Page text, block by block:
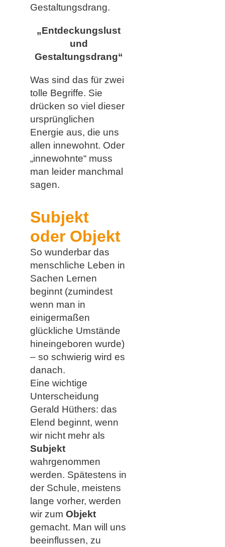
Gestaltungsdrang.
„Entdeckungslust
und
Gestaltungsdrang“
Was sind das für zwei
tolle Begriffe. Sie
drücken so viel dieser
ursprünglichen
Energie aus, die uns
allen innewohnt. Oder
„innewohnte“ muss
man leider manchmal
sagen.
Subjekt
oder Objekt
So wunderbar das
menschliche Leben in
Sachen Lernen
beginnt (zumindest
wenn man in
einigermaßen
glückliche Umstände
hineingeboren wurde)
– so schwierig wird es
danach.
Eine wichtige
Unterscheidung
Gerald Hüthers: das
Elend beginnt, wenn
wir nicht mehr als
Subjekt
wahrgenommen
werden. Spätestens in
der Schule, meistens
lange vorher, werden
wir zum Objekt
gemacht. Man will uns
beeinflussen, zu